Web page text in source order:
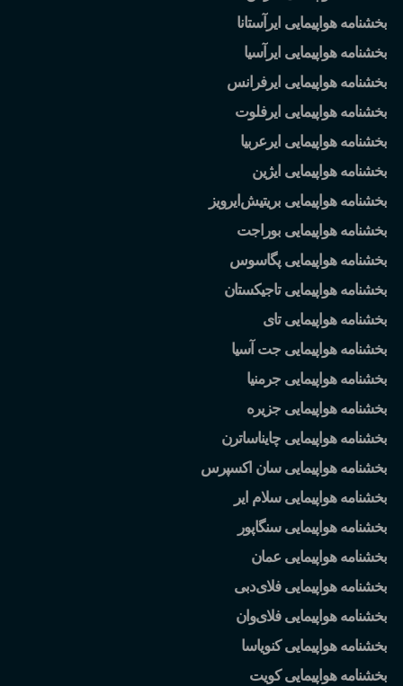
بخشنامه هواپیمایی ایرآستانا
بخشنامه هواپیمایی ایرآسیا
بخشنامه هواپیمایی ایرفرانس
بخشنامه هواپیمایی ایرفلوت
بخشنامه هواپیمایی ایرعربیا
بخشنامه هواپیمایی ایژین
بخشنامه هواپیمایی بریتیش ایرویز
بخشنامه هواپیمایی بوراجت
بخشنامه هواپیمایی پگاسوس
بخشنامه هواپیمایی تاجیکستان
بخشنامه هواپیمایی تای
بخشنامه هواپیمایی جت آسیا
بخشنامه هواپیمایی جرمنیا
بخشنامه هواپیمایی جزیره
بخشنامه هواپیمایی چایناساترن
بخشنامه هواپیمایی سان اکسپرس
بخشنامه هواپیمایی سلام ایر
بخشنامه هواپیمایی سنگاپور
بخشنامه هواپیمایی عمان
بخشنامه هواپیمایی فلایدبی
بخشنامه هواپیمایی فلایوان
بخشنامه هواپیمایی کنویاسا
بخشنامه هواپیمایی کویت